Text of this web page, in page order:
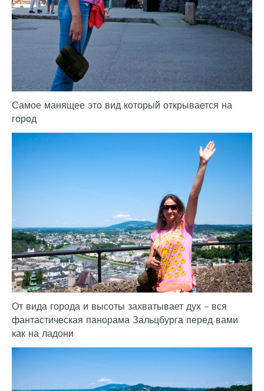
Самое манящее это вид который открывается на
город
От вида города и высоты захватывает дух – вся
фантастическая панорама Зальцбурга перед вами
как на ладони